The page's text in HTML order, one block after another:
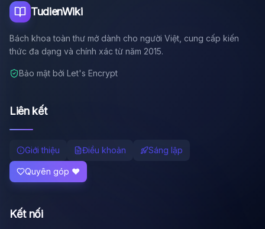
TudienWiki
Bách khoa toàn thư mở dành cho người Việt, cung cấp kiến
thức đa dạng và chính xác từ năm 2015.
Bảo mật bởi Let's Encrypt
Liên kết
Giới thiệu Điều khoản Sáng lập
Quyên góp ❤️
Kết nối
🔬 Albert Einstein